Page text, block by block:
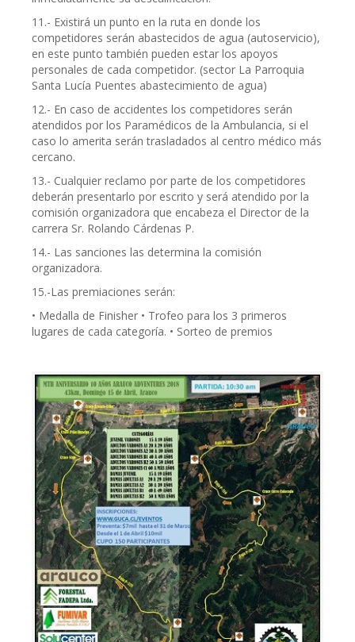
11.- Existirá un punto en la ruta en donde los
competidores serán abastecidos de agua (autoservicio),
en este punto también pueden estar los apoyos
personales de cada competidor. (sector La Parroquia
Santa Lucía Puentes abastecimiento de agua)
12.- En caso de accidentes los competidores serán
atendidos por los Paramédicos de la Ambulancia, si el
caso lo amerita serán trasladados al centro médico más
cercano.
13.- Cualquier reclamo por parte de los competidores
deberán presentarlo por escrito y será atendido por la
comisión organizadora que encabeza el Director de la
carrera Sr. Rolando Cárdenas P.
14.- Las sanciones las determina la comisión
organizadora.
15.-Las premiaciones serán:
• Medalla de Finisher • Trofeo para los 3 primeros
lugares de cada categoría. • Sorteo de premios